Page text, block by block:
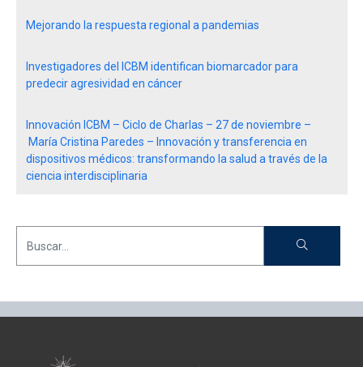
Mejorando la respuesta regional a pandemias
Investigadores del ICBM identifican biomarcador para
predecir agresividad en cáncer
Innovación ICBM – Ciclo de Charlas – 27 de noviembre –
María Cristina Paredes – Innovación y transferencia en
dispositivos médicos: transformando la salud a través de la
ciencia interdisciplinaria